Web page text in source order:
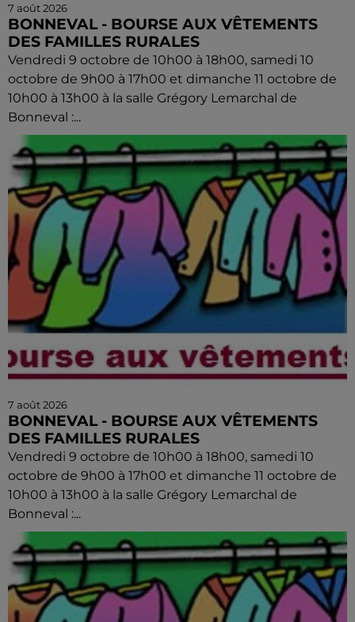
7 août 2026
BONNEVAL - BOURSE AUX VÊTEMENTS
DES FAMILLES RURALES
Vendredi 9 octobre de 10h00 à 18h00, samedi 10
octobre de 9h00 à 17h00 et dimanche 11 octobre de
10h00 à 13h00 à la salle Grégory Lemarchal de
Bonneval :...
7 août 2026
BONNEVAL - BOURSE AUX VÊTEMENTS
DES FAMILLES RURALES
Vendredi 9 octobre de 10h00 à 18h00, samedi 10
octobre de 9h00 à 17h00 et dimanche 11 octobre de
10h00 à 13h00 à la salle Grégory Lemarchal de
Bonneval :...